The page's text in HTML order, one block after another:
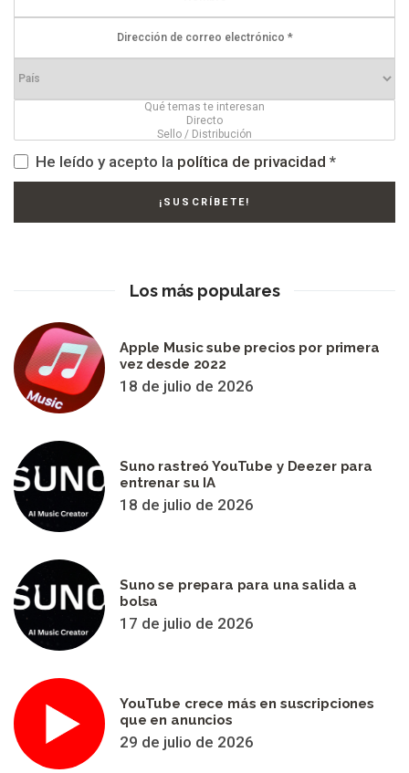
He leído y acepto la política de privacidad *
Los más populares
Apple Music sube precios por primera
vez desde 2022
18 de julio de 2026
Suno rastreó YouTube y Deezer para
entrenar su IA
18 de julio de 2026
Suno se prepara para una salida a
bolsa
17 de julio de 2026
YouTube crece más en suscripciones
que en anuncios
29 de julio de 2026